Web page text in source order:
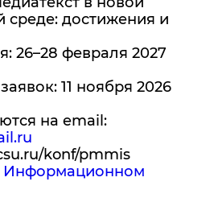
среде: достижения и
26–28 февраля 2027
11 ноября 2026
на email:
konf/pmmis
Информационном